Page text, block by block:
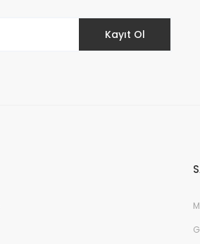
Kayıt Ol